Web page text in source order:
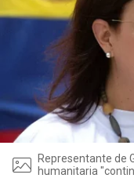
Representante de
humanitaria